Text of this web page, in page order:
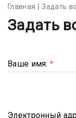
Главная Задать
Задать
Ваше имя: *
Электронный